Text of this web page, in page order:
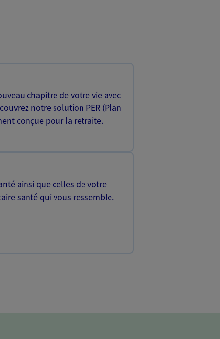
chapitre de votre vie avec
notre solution PER (Plan
conçue pour la retraite.
ainsi que celles de votre
santé qui vous ressemble.